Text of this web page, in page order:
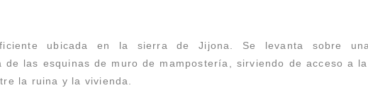
ubicada en la sierra de Jijona. Se levanta sobre
de las esquinas de muro de mampostería, sirviendo de acceso a
la ruina y la vivienda.